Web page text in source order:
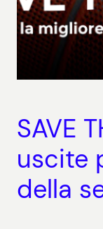
SAVE
uscite
della